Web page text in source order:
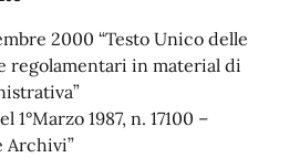
2000 “Testo Unico delle
regolamentari in material di
1987, n. 17100 –
Archivi”